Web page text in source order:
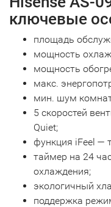
ключевые
площадь
мощность
мощность
макс.
мин. шум
5 скоростей
Quiet;
функция iFeel —
таймер на 24
охлаждения;
экологичный
поддержка